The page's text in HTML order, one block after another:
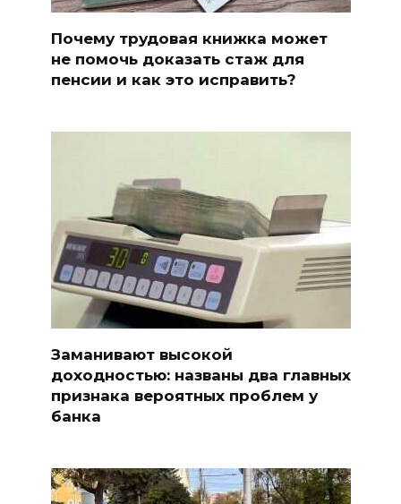
Почему трудовая книжка может
не помочь доказать стаж для
пенсии и как это исправить?
Заманивают высокой
доходностью: названы два главных
признака вероятных проблем у
банка